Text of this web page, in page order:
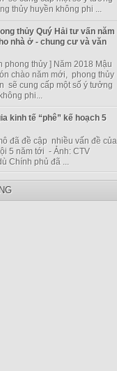
thủy huyền không phi ...
thủy Quý Hải tư vấn năm
nhà ở - chung cư và văn
phong thủy ] Năm 2018 Mậu
chào năm mới, phong thủy
sẽ cung cấp một số ý tưởng
phi...
kinh tế “phê” kế hoạch 5
đã đề cập nhiều vấn đề của
5 năm tới - Ảnh: CTV
Chính phủ đã ...